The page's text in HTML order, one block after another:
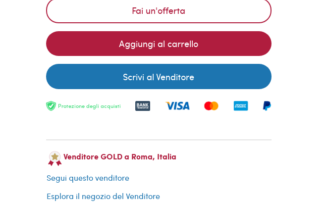
Fai un'offerta
Aggiungi al carrello
Scrivi al Venditore
Protezione degli acquisti
Venditore GOLD a Roma, Italia
Segui questo venditore
Esplora il negozio del Venditore